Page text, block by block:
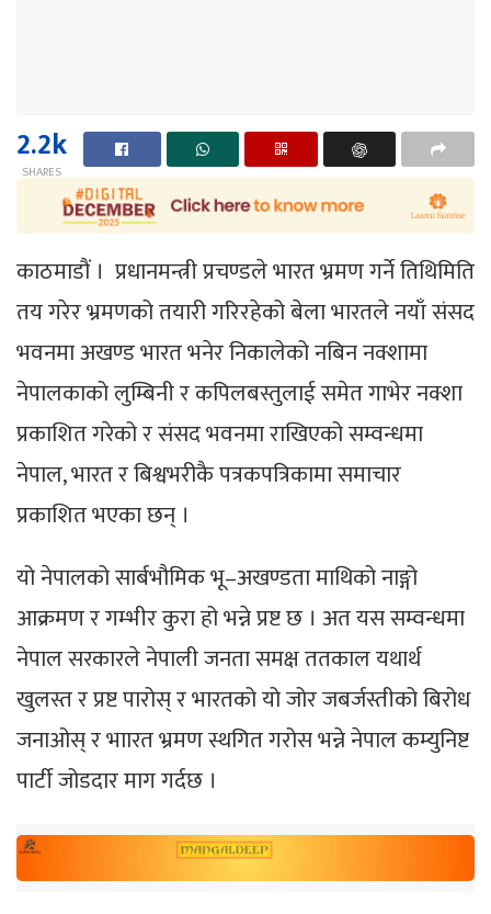
2.2k
SHARES
काठमाडाैं । प्रधानमन्त्री प्रचण्डले भारत भ्रमण गर्ने तिथिमिति
तय गरेर भ्रमणको तयारी गरिरहेको बेला भारतले नयाँ संसद
भवनमा अखण्ड भारत भनेर निकालेको नबिन नक्शामा
नेपालकाको लुम्बिनी र कपिलबस्तुलाई समेत गाभेर नक्शा
प्रकाशित गरेको र संसद भवनमा राखिएको सम्वन्धमा
नेपाल, भारत र बिश्वभरीकै पत्रकपत्रिकामा समाचार
प्रकाशित भएका छन् ।
यो नेपालको सार्बभौमिक भू–अखण्डता माथिको नाङ्गो
आक्रमण र गम्भीर कुरा हो भन्ने प्रष्ट छ । अत यस सम्वन्धमा
नेपाल सरकारले नेपाली जनता समक्ष ततकाल यथार्थ
खुलस्त र प्रष्ट पारोस् र भारतको यो जोर जबर्जस्तीको बिरोध
जनाओस् र भाारत भ्रमण स्थगित गरोस भन्ने नेपाल कम्युनिष्ट
पार्टी जोडदार माग गर्दछ ।